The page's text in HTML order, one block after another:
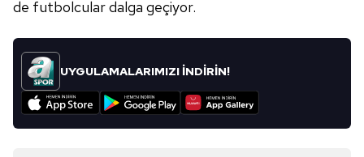
de futbolcular dalga geçiyor.
UYGULAMALARIMIZI İNDİRİN!